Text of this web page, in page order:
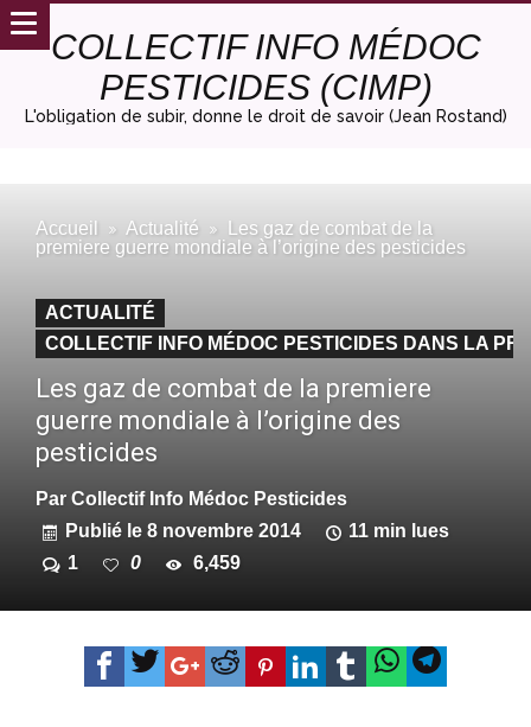
COLLECTIF INFO MÉDOC
PESTICIDES (CIMP)
L'obligation de subir, donne le droit de savoir (Jean Rostand)
Accueil Actualité
Les gaz de combat de la
premiere guerre mondiale à l’origine des pesticides
ACTUALITÉ
COLLECTIF INFO MÉDOC PESTICIDES DANS LA
Les gaz de combat de la premiere
guerre mondiale à l’origine des
pesticides
Par Collectif Info Médoc Pesticides
Publié le 8 novembre 2014
11 min lues
1
0 6,459